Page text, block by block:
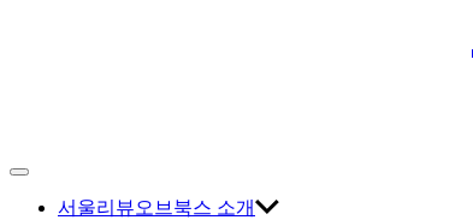
Off
Canvas서울리뷰오브북스 소개